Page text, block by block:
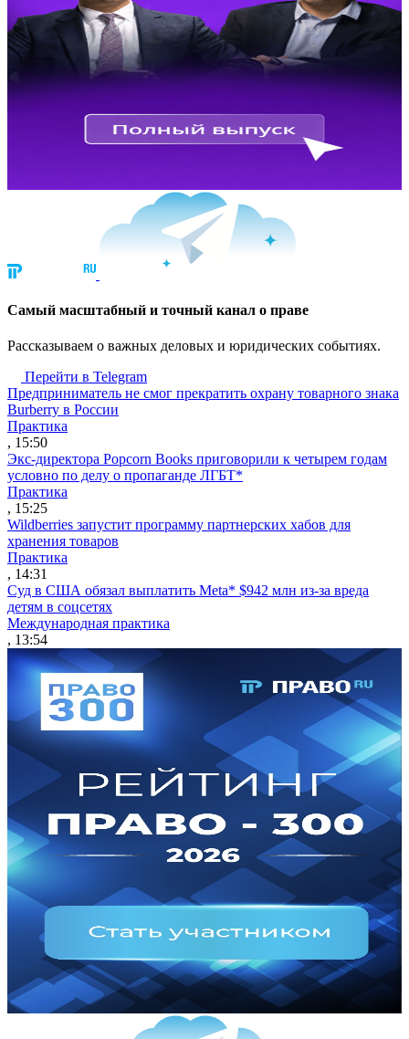
Cамый масштабный и точный канал о праве
Рассказываем о важных деловых и юридических событиях.
Перейти в Telegram
Предприниматель не смог прекратить охрану товарного знака
Burberry в России
Практика
, 15:50
Экс-директора Popcorn Books приговорили к четырем годам
условно по делу о пропаганде ЛГБТ*
Практика
, 15:25
Wildberries запустит программу партнерских хабов для
хранения товаров
Практика
, 14:31
Суд в США обязал выплатить Meta* $942 млн из-за вреда
детям в соцсетях
Международная практика
, 13:54